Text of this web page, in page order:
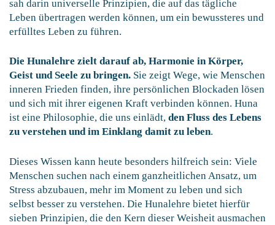
sah darin universelle Prinzipien, die auf das tägliche
Leben übertragen werden können, um ein bewussteres und
erfülltes Leben zu führen.
Die Hunalehre zielt darauf ab, Harmonie in Körper,
Geist und Seele zu bringen. Sie zeigt Wege, wie Menschen
inneren Frieden finden, ihre persönlichen Blockaden lösen
und sich mit ihrer eigenen Kraft verbinden können. Huna
ist eine Philosophie, die uns einlädt, den Fluss des Lebens
zu verstehen und im Einklang damit zu leben.
Dieses Wissen kann heute besonders hilfreich sein: Viele
Menschen suchen nach einem ganzheitlichen Ansatz, um
Stress abzubauen, mehr im Moment zu leben und sich
selbst besser zu verstehen. Die Hunalehre bietet hierfür
sieben Prinzipien, die den Kern dieser Weisheit ausmachen